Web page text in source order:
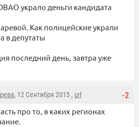
украло деньги кандидата
Как полицейские украли
в депутаты
последний день, завтра уже
-2
, 12 Сентября 2015 , url
про то, в каких регионах